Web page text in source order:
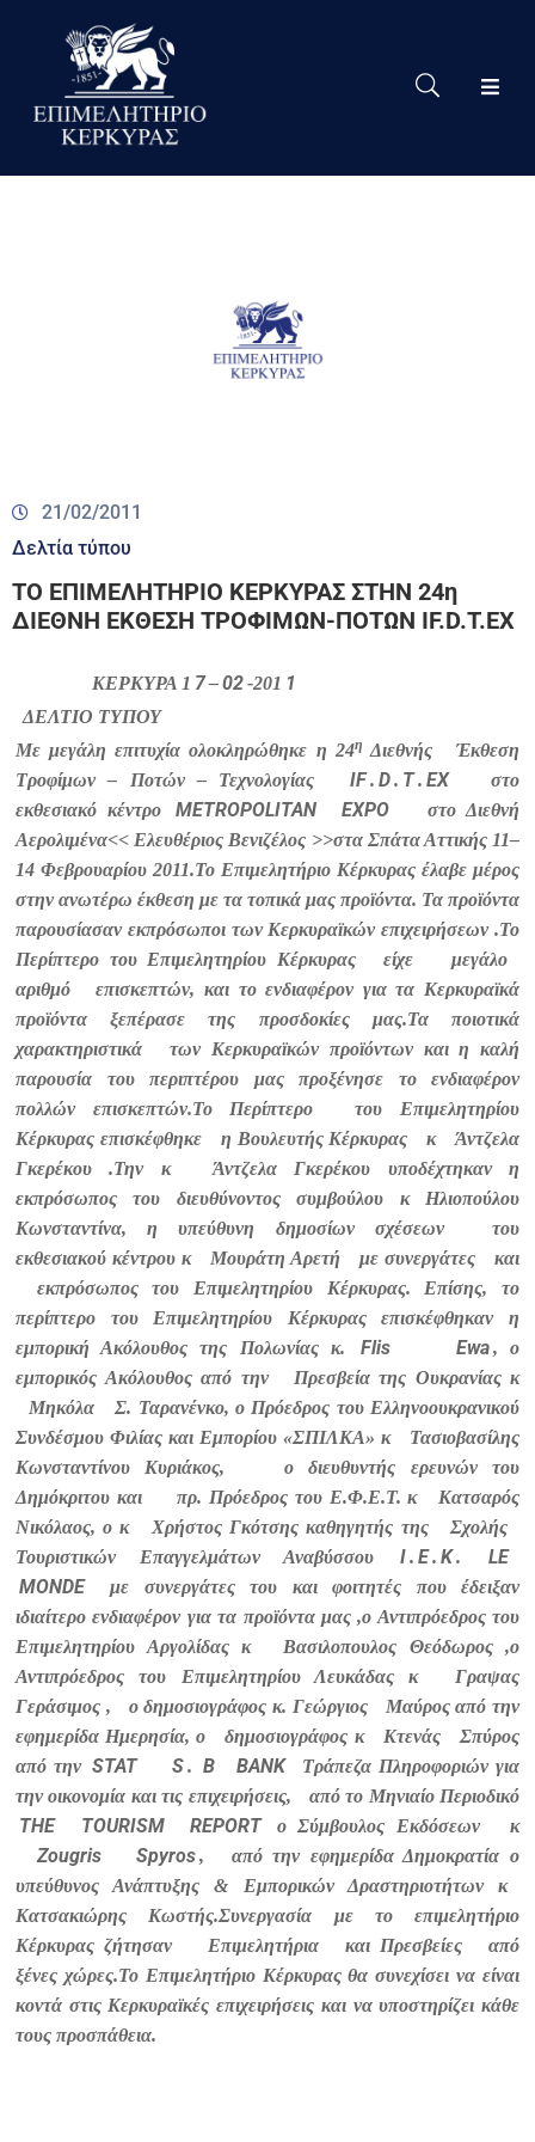
Το
Eπιμελητήριο
21/02/2011
Δελτία τύπου
ΤΟ ΕΠΙΜΕΛΗΤΗΡΙΟ ΚΕΡΚΥΡΑΣ ΣΤΗΝ 24η
ΔΙΕΘΝΗ ΕΚΘΕΣΗ ΤΡΟΦΙΜΩΝ-ΠΟΤΩΝ IF.D.T.EX
ΚΕΡΚΥΡΑ 1 7–02-201 1
ΔΕΛΤΙΟ ΤΥΠΟΥ
Με μεγάλη επιτυχία ολοκληρώθηκε η 24η Διεθνής
Έκθεση
Τροφίμων – Ποτών – Τεχνολογίας
IF . D . T . EX
στο
εκθεσιακό κέντρο
METROPOLITAN EXPO
στο Διεθνή
Αερολιμένα<< Ελευθέριος Βενιζέλος >>στα Σπάτα Αττικής 11–
14 Φεβρουαρίου 2011.Το Επιμελητήριο Κέρκυρας έλαβε μέρος
στην ανωτέρω έκθεση με τα τοπικά μας προϊόντα. Τα προϊόντα
παρουσίασαν εκπρόσωποι των Κερκυραϊκών επιχειρήσεων .Το
Περίπτερο του Επιμελητηρίου Κέρκυρας
είχε
μεγάλο
αριθμό
επισκεπτών, και το ενδιαφέρον για τα Κερκυραϊκά
προϊόντα ξεπέρασε της προσδοκίες μας.Τα ποιοτικά
χαρακτηριστικά
των Κερκυραϊκών προϊόντων και η καλή
παρουσία του περιπτέρου μας προξένησε το ενδιαφέρον
πολλών επισκεπτών.Το Περίπτερο
του Επιμελητηρίου
Κέρκυρας επισκέφθηκε
η Βουλευτής Κέρκυρας κ
Άντζελα
Γκερέκου .Την κ
Άντζελα Γκερέκου υποδέχτηκαν η
εκπρόσωπος του διευθύνοντος συμβούλου κ Ηλιοπούλου
Κωνσταντίνα, η υπεύθυνη δημοσίων σχέσεων
του
εκθεσιακού κέντρου κ
Μουράτη Αρετή με συνεργάτες
και
εκπρόσωπος του Επιμελητηρίου Κέρκυρας. Επίσης, το
περίπτερο του Επιμελητηρίου Κέρκυρας επισκέφθηκαν η
εμπορική Ακόλουθος της Πολωνίας κ.
Flis Ewa, ο
εμπορικός Ακόλουθος από την
Πρεσβεία της Ουκρανίας κ
Μηκόλα
Σ. Ταρανένκο, ο Πρόεδρος του Ελληνοουκρανικού
Συνδέσμου Φιλίας και Εμπορίου «ΣΠΙΛΚΑ» κ
Τασιοβασίλης
Κωνσταντίνου Κυριάκος,
ο διευθυντής ερευνών του
Δημόκριτου και
πρ. Πρόεδρος του Ε.Φ.Ε.Τ. κ
Κατσαρός
Νικόλαος, ο κ
Χρήστος Γκότσης καθηγητής της
Σχολής
Τουριστικών Επαγγελμάτων Αναβύσσου
I. E. K.
LE
MONDE
με συνεργάτες του και φοιτητές που έδειξαν
ιδιαίτερο ενδιαφέρον για τα προϊόντα μας ,ο Αντιπρόεδρος του
Επιμελητηρίου Αργολίδας κ
Βασιλοπουλος Θεόδωρος ,ο
Αντιπρόεδρος του Επιμελητηρίου Λευκάδας κ
Γραψας
Γεράσιμος ,
ο δημοσιογράφος κ. Γεώργιος
Μαύρος από την
εφημερίδα Ημερησία, ο
δημοσιογράφος κ Κτενάς
Σπύρος
από την STAT S. B BANK
Τράπεζα Πληροφοριών για
την οικονομία και τις επιχειρήσεις,
από το Μηνιαίο Περιοδικό
THE TOURISM REPORT ο Σύμβουλος Εκδόσεων κ
Zougris Spyros,
από την εφημερίδα Δημοκρατία ο
υπεύθυνος Ανάπτυξης & Εμπορικών Δραστηριοτήτων κ
Κατσακιώρης Κωστής.Συνεργασία με το επιμελητήριο
Κέρκυρας ζήτησαν
Επιμελητήρια και Πρεσβείες
από
ξένες χώρες.Το Επιμελητήριο Κέρκυρας θα συνεχίσει να είναι
κοντά στις Κερκυραϊκές επιχειρήσεις και να υποστηρίζει κάθε
τους προσπάθεια.